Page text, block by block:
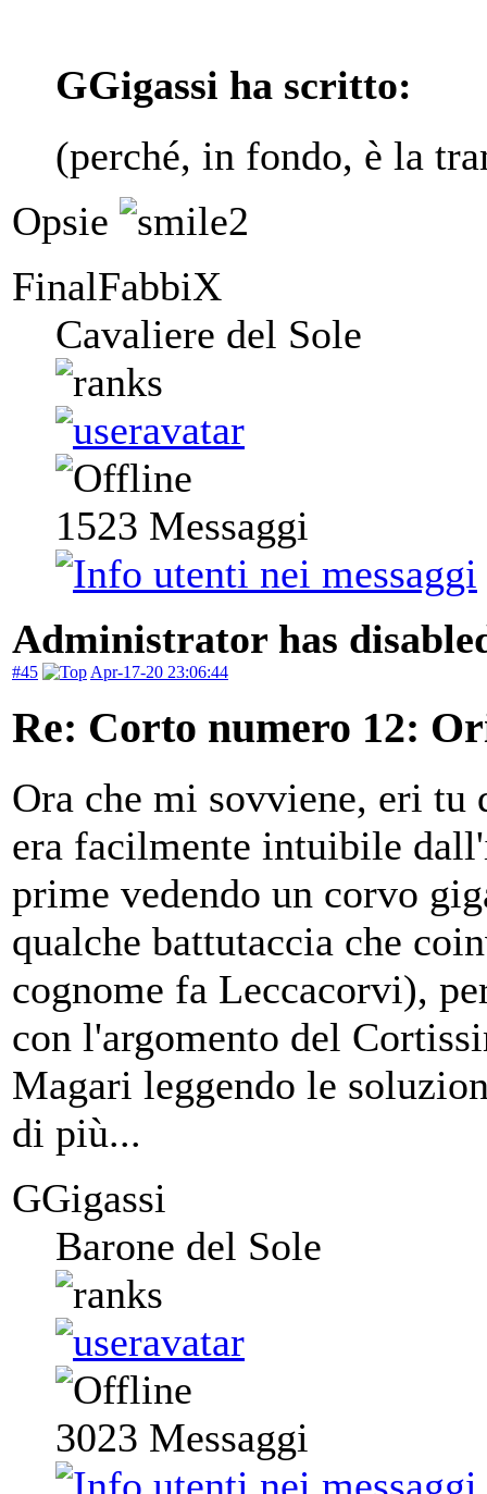
GGigassi ha scritto:
(perché, in fondo, è la
Opsie
FinalFabbiX
Cavaliere del Sole
1523 Messaggi
Administrator has
#45 Apr-17-20 23:06:44
Re: Corto numero 12:
Ora che mi sovviene, eri tu
era facilmente intuibile
prime vedendo un corvo
qualche battutaccia che
cognome fa Leccacorvi),
con l'argomento del
Magari leggendo le
di più...
GGigassi
Barone del Sole
3023 Messaggi